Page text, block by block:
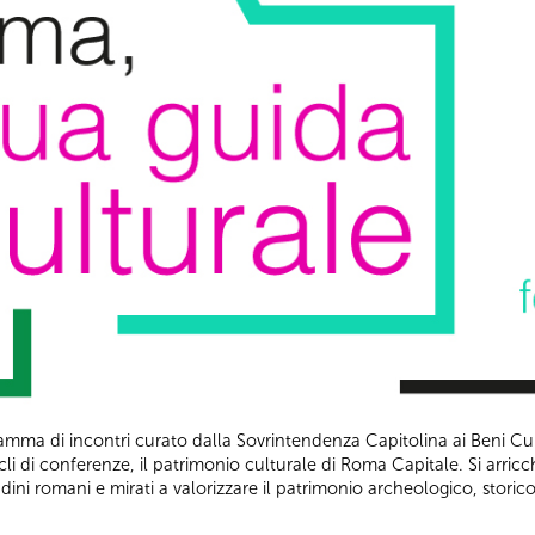
di incontri curato dalla Sovrintendenza Capitolina ai Beni
di conferenze, il patrimonio culturale di Roma Capitale. Si
romani e mirati a valorizzare il patrimonio archeologico,